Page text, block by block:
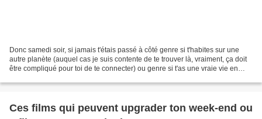
Donc samedi soir, si jamais t'étais passé à côté genre si t'habites sur une
autre planète (auquel cas je suis contente de te trouver là, vraiment, ça doit
être compliqué pour toi de te connecter) ou genre si t'as une vraie vie en
Ces films qui peuvent upgrader ton week-end ou